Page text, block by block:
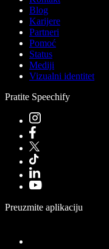
Blog
Karijere
Partneri
Pomoć
Status
Mediji
Vizualni identitet
Pratite Speechify
Preuzmite aplikaciju